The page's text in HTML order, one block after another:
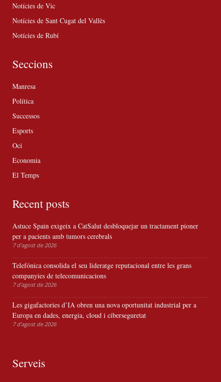
Notícies de Vic
Notícies de Sant Cugat del Vallès
Notícies de Rubí
Seccions
Manresa
Política
Successos
Esports
Oci
Economia
El Temps
Recent posts
Astuce Spain exigeix a CatSalut desbloquejar un tractament pioner
per a pacients amb tumors cerebrals
7 d'agost de 2026
Telefónica consolida el seu lideratge reputacional entre les grans
companyies de telecomunicacions
7 d'agost de 2026
Les gigafactories d’IA obren una nova oportunitat industrial per a
Europa en dades, energia, cloud i ciberseguretat
7 d'agost de 2026
Serveis